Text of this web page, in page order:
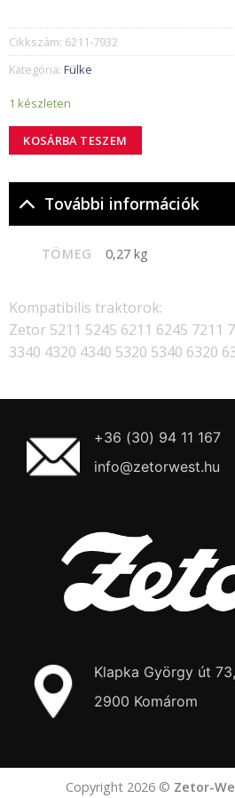
Cikkszám: 6211-7932
Kategória: Fülke
1 készleten
KOSÁRBA TESZEM
További információk
TÖMEG 0,27 kg
Kompatibilis traktorok:
Zetor 5211 5245 6211 6245 7211
3340 4320 4340 5320 5340 6320
+36 (30) 94 11 167
info@zetorwest.hu
Klapka György út 73,
2900 Komárom
Copyright 2026 © Zetor-